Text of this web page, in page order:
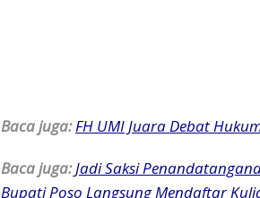
Baca juga:FH UMI Juara Debat
Baca juga:Jadi Saksi
Bupati Poso Langsung Mendaftar